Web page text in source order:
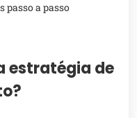
passo a passo
estratégia de